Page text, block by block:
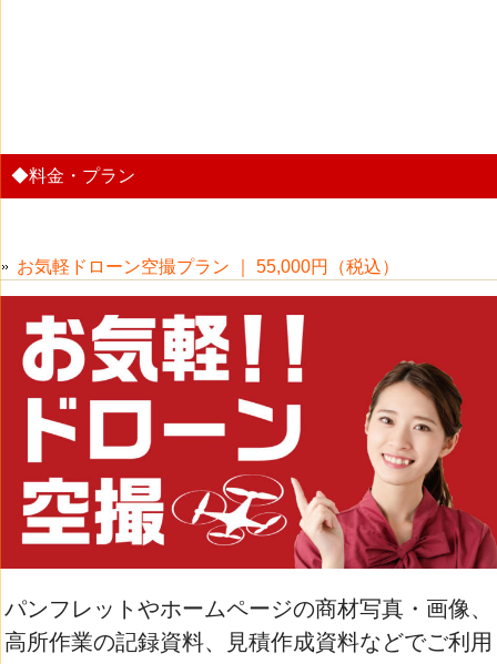
料金・プラン
お気軽ドローン空撮プラン ｜ 55,000円（税込）
パンフレットやホームページの商材写真・画像、
高所作業の記録資料、見積作成資料などでご利用